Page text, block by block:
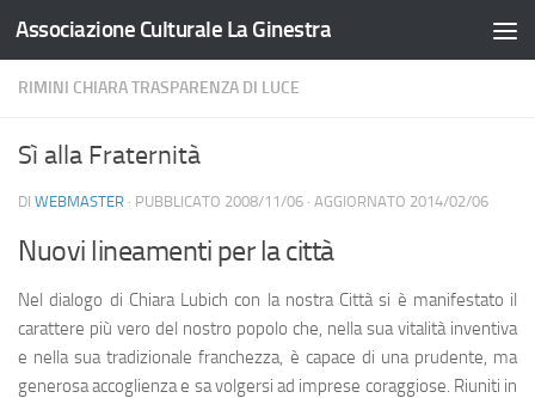
Salta al contenuto
Associazione Culturale La Ginestra
RIMINI CHIARA TRASPARENZA DI LUCE
Sì alla Fraternità
DI WEBMASTER · PUBBLICATO 2008/11/06 · AGGIORNATO 2014/02/06
Nuovi lineamenti per la città
Nel dialogo di Chiara Lubich con la nostra Città si è manifestato il
carattere più vero del nostro popolo che, nella sua vitalità inventiva
e nella sua tradizionale franchezza, è capace di una prudente, ma
generosa accoglienza e sa volgersi ad imprese coraggiose. Riuniti in